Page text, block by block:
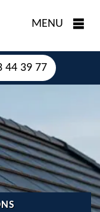
MENU
44 39 77